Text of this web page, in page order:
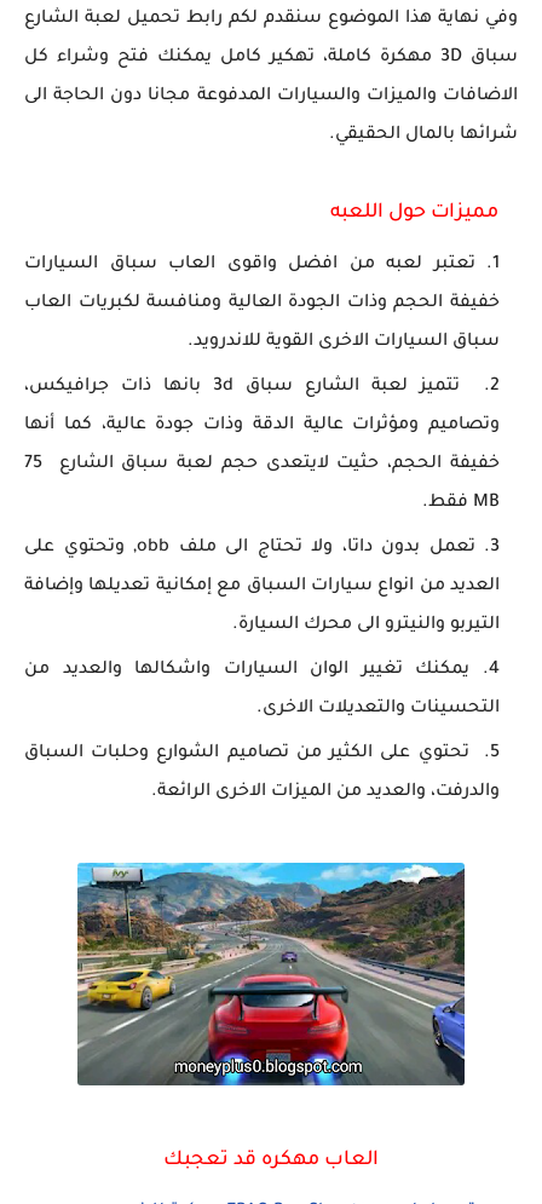
وفي نهاية هذا الموضوع سنقدم لكم رابط تحميل لعبة الشارع
سباق 3D مهكرة كاملة، تهكير كامل يمكنك فتح وشراء كل
الاضافات والميزات والسيارات المدفوعة مجانا دون الحاجة الى
شرائها بالمال الحقيقي.
مميزات حول اللعبه
تعتبر لعبه من افضل واقوى العاب سباق السيارات
خفيفة الحجم وذات الجودة العالية ومنافسة لكبريات العاب
سباق السيارات الاخرى القوية للاندرويد.
تتميز لعبة الشارع سباق 3d بانها ذات جرافيكس،
وتصاميم ومؤثرات عالية الدقة وذات جودة عالية، كما أنها
خفيفة الحجم، حثيت لايتعدى حجم لعبة سباق الشارع 75
MB فقط.
تعمل بدون داتا، ولا تحتاج الى ملف obb, وتحتوي على
العديد من انواع سيارات السباق مع إمكانية تعديلها وإضافة
التيربو والنيترو الى محرك السيارة.
يمكنك تغيير الوان السيارات واشكالها والعديد من
التحسينات والتعديلات الاخرى.
تحتوي على الكثير من تصاميم الشوارع وحلبات السباق
والدرفت، والعديد من الميزات الاخرى الرائعة.
العاب مهكره قد تعجبك